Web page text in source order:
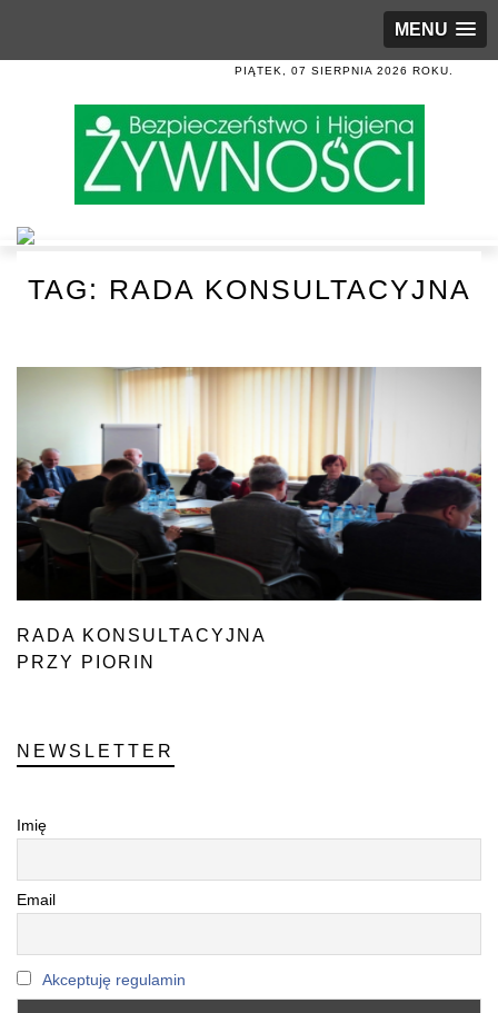
MENU
PIĄTEK, 07 SIERPNIA 2026 ROKU.
TAG: RADA KONSULTACYJNA
RADA KONSULTACYJNA
PRZY PIORIN
NEWSLETTER
Imię
Email
Akceptuję regulamin